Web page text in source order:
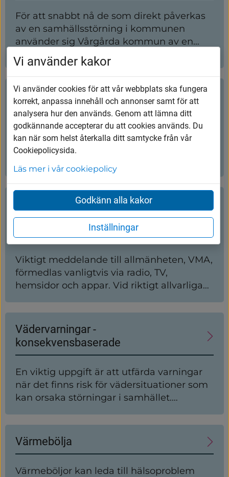
För att snabbt nå de som direkt påverkas
av en samhällsstörning i kommunen
använder sig Vårgårda kommun av en
SMS-tjänst.
Spara på vatten
I genomsnitt använder varje person i
Sverige 140 liter vatten per dygn. Vi är
vana vid att kunna använda vatten
obegränsat. Under torka behöver vi
minska vårt användande av vatten genom
ett mer medvetet beteende. Här kommer
några tips på hur du kan spara vatten i din
vardag. Små ändringar i vardagen kan
göra stor skillnad.
Utomhuslarm, Viktigt meddelande
till allmänheten och
myndighetsmeddelande
Viktigt meddelande till allmänheten, VMA,
förmedlas vanligtvis via radio, TV,
hemsidor och appar. Vid riktigt allvarliga
viktigt meddelande. Signalen kallas för
Hesa Fredrik. Utomhuslarmet, Hesa
Fredrik, kan användas för beredskapslarm
och flyglarm om Sverige skulle råka i krig.
Vädervarningar -
konsekvensbaserade
En viktig uppgift är att utfärda varningar
när det finns risk för vädersituationer som
kan orsaka störningar i samhället.
vädervarningar. Det ärvarningar som är
anpassade och utfärdas utifrån den
påverkan som kan väntas i ett visst
Värmebölja
Värmeböljor kan leda till hälsoproblem
Vi använder kakor
Vi använder cookies för att vår webbplats ska fungera
korrekt, anpassa innehåll och annonser samt för att
analysera hur den används. Genom att lämna ditt
godkännande accepterar du att cookies används. Du
kan när som helst återkalla ditt samtycke från vår
Cookiepolicysida.
Läs mer i vår cookiepolicy
Godkänn alla kakor
Inställningar